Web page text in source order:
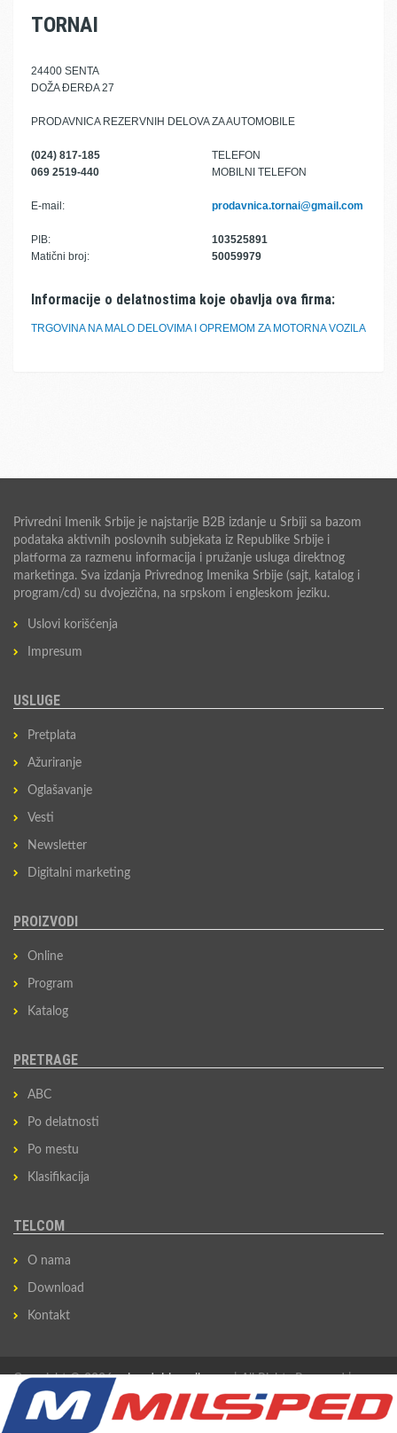
TORNAI
24400 SENTA
DOŽA ĐERĐA 27
PRODAVNICA REZERVNIH DELOVA ZA AUTOMOBILE
(024) 817-185
TELEFON
069 2519-440
MOBILNI TELEFON
E-mail: prodavnica.tornai@gmail.com
PIB:
103525891
Matični broj:
50059979
Informacije o delatnostima koje obavlja ova firma:
TRGOVINA NA MALO DELOVIMA I OPREMOM ZA MOTORNA VOZILA
Privredni Imenik Srbije je najstarije B2B izdanje u Srbiji sa bazom
podataka aktivnih poslovnih subjekata iz Republike Srbije i
platforma za razmenu informacija i pružanje usluga direktnog
marketinga. Sva izdanja Privrednog Imenika Srbije (sajt, katalog i
program/cd) su dvojezična, na srpskom i engleskom jeziku.
Uslovi korišćenja
Impresum
USLUGE
Pretplata
Ažuriranje
Oglašavanje
Vesti
Newsletter
Digitalni marketing
PROIZVODI
Online
Program
Katalog
PRETRAGE
ABC
Po delatnosti
Po mestu
Klasifikacija
TELCOM
O nama
Download
Kontakt
Copyright © 2026privredni-imenik.com
Izradio Sovan